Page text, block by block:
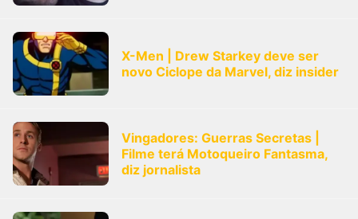
X-Men | Drew Starkey deve ser
novo Ciclope da Marvel, diz insider
Vingadores: Guerras Secretas |
Filme terá Motoqueiro Fantasma,
diz jornalista